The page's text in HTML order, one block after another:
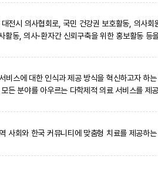
전시 의사협회로, 국민 건강권 보호활동, 의사회
활동, 의사-환자간 신뢰구축을 위한 홍보활동 등
비스에 대한 인식과 제공 방식을 혁신하고자 하
든 분야를 아우르는 다학제적 의료 서비스를 제
사회와 한국 커뮤니티에 맞춤형 치료를 제공하